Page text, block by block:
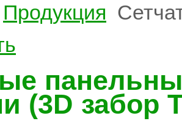
Продукция
(3D забор